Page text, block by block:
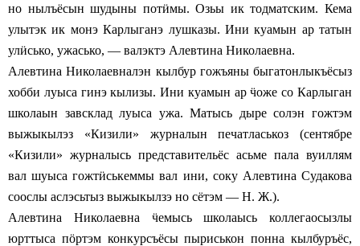
но нылъёсын шудыны потӥмы. Озьы ик тодматским. Кема
улытэк ик монэ Карлыганэ лушказы. Ини куамын ар татын
улӥсько, ужасько, — валэктэ Алевтина Николаевна.
Алевтина Николаевналэн кылбур гожъяны быгатонлыкъёсыз
хобби луыса гинэ кылизы. Ини куамын арӵоже со Карлыган
школаын завсклад луыса ужа. Матысь дыре солэн гожтэм
выжыкылэз «Кизили» журналын печатласькоз (сентябре
«Кизили» журналысь представительёс асьме пала вуиллям
вал шуыса гожтӥськеммы вал ини, соку Алевтина Судакова
соослы аслэсьтыз выжыкылзэ но сётэм — Н. Ж.).
Алевтина Николаевна ӵемысь школаысь коллегаосызлы
юрттыса пӧртэм конкурсъёсы пыриськон понна кылбуръёс,